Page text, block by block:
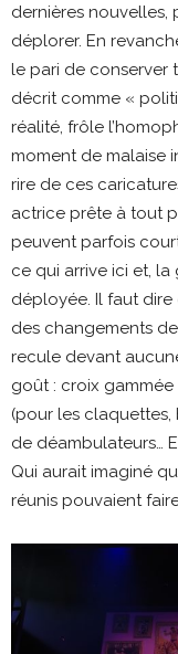
dernières nouvelles,
déplorer. En
le pari de conserver
décrit comme «
réalité, frôle
moment de malaise
rire de ces
actrice prête à tout
peuvent parfois
ce qui arrive ici et,
déployée. Il faut dire
des changements
recule devant
goût : croix
(pour les
de déambulateurs…
Qui aurait imaginé
réunis pouvaient